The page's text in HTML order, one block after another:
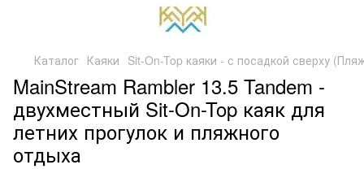
Каталог Каяки Sit-On-Top каяки - с посадкой сверху
MainStream Rambler 13.5 Tandem -
двухместный Sit-On-Top каяк для
летних прогулок и пляжного
отдыха